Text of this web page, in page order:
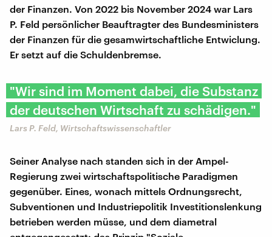
der Finanzen. Von 2022 bis November 2024 war Lars
P. Feld persönlicher Beauftragter des Bundesministers
der Finanzen für die gesamwirtschaftliche Entwiclung.
Er setzt auf die Schuldenbremse.
"Wir sind im Moment dabei, die Substanz
der deutschen Wirtschaft zu schädigen."
Lars P. Feld, Wirtschaftswissenschaftler
Seiner Analyse nach standen sich in der Ampel-
Regierung zwei wirtschaftspolitische Paradigmen
gegenüber. Eines, wonach mittels Ordnungsrecht,
Subventionen und Industriepolitik Investitionslenkung
betrieben werden müsse, und dem diametral